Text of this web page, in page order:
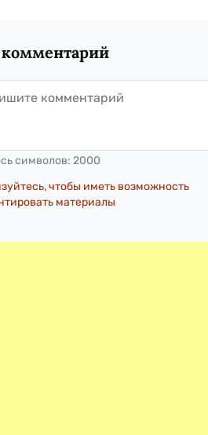
символов: 2000
чтобы иметь возможность
материалы